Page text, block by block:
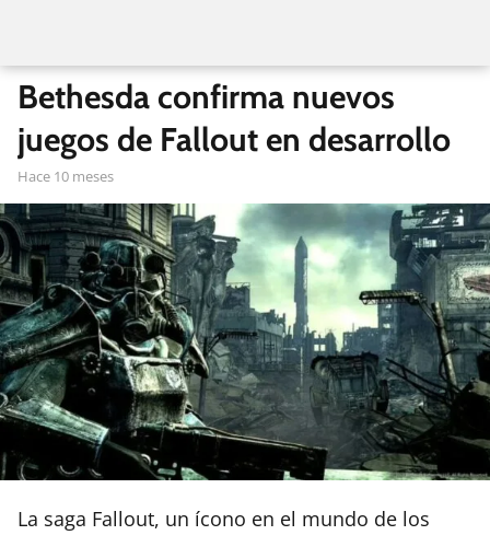
Bethesda confirma nuevos
juegos de Fallout en desarrollo
hace 10 meses
La saga Fallout, un ícono en el mundo de los